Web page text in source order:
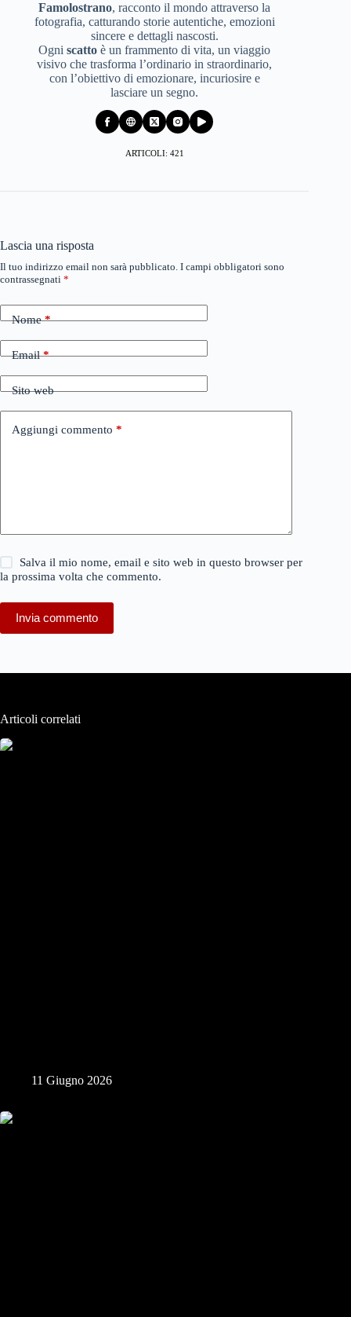
Famolostrano, racconto il mondo attraverso la
fotografia, catturando storie autentiche, emozioni
sincere e dettagli nascosti.
Ogniscatto è un frammento di vita, un viaggio
visivo che trasforma l’ordinario in straordinario,
con l’obiettivo di emozionare, incuriosire e
lasciare un segno.
ARTICOLI: 421
Lascia una risposta
Il tuo indirizzo email non sarà pubblicato. I campi obbligatori sono
contrassegnati *
Nome*
Email*
Sito web
Aggiungi commento *
Salva il mio nome, email e sito web in questo browser per
la prossima volta che commento.
Invia commento
Articoli correlati
11 Giugno 2026